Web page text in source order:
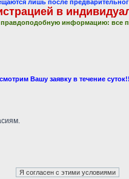
лишь после
в
правдоподобную информацию: все
Вашу заявку в течение суток!!